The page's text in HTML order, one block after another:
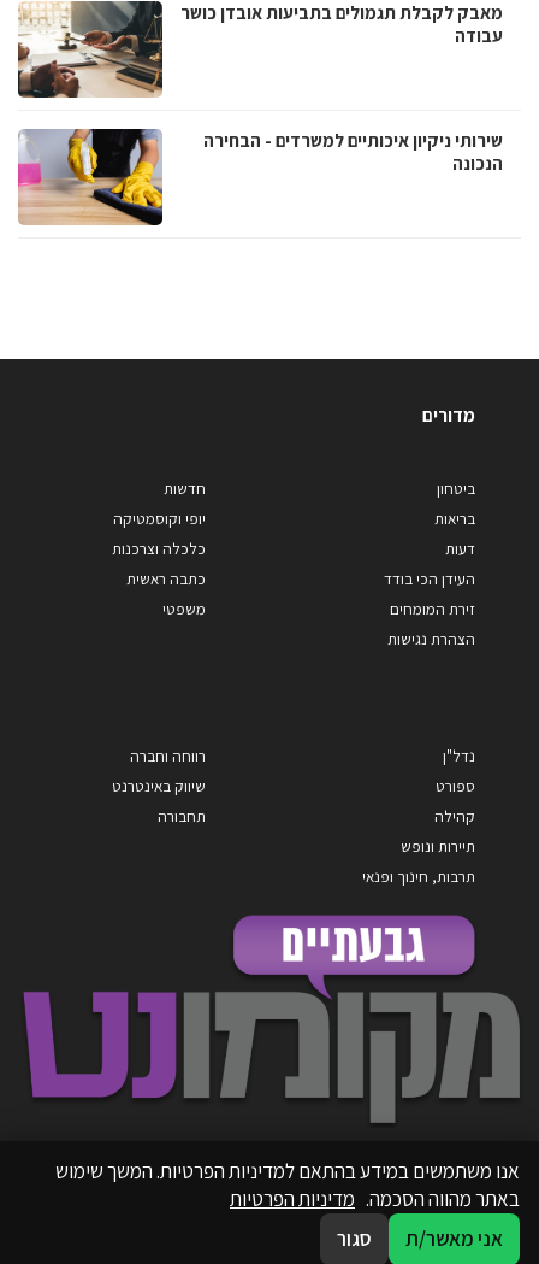
מאבק לקבלת תגמולים בתביעות אובדן כושר
עבודה
שירותי ניקיון איכותיים למשרדים - הבחירה
הנכונה
מדורים
ביטחון
בריאות
דעות
העידן הכי בודד
זירת המומחים
הצהרת נגישות
חדשות
יופי וקוסמטיקה
כלכלה וצרכנות
כתבה ראשית
משפטי
נדל"ן
ספורט
קהילה
תיירות ונופש
תרבות, חינוך ופנאי
רווחה וחברה
שיווק באינטרנט
תחבורה
אנו משתמשים במידע בהתאם למדיניות הפרטיות. המשך שימוש
באתר מהווה הסכמה. מדיניות הפרטיות
אני מאשר/ת
סגור